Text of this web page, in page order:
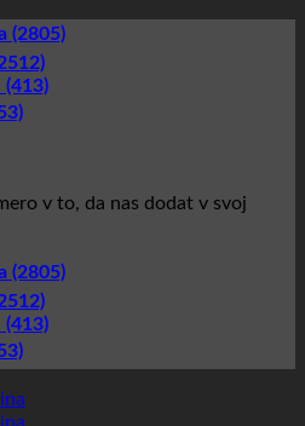
(2805)
(413)
v to, da nas dodat v svoj
(2805)
(413)